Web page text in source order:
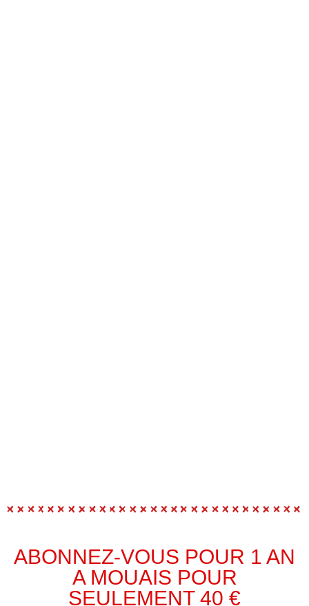
ABONNEZ-VOUS POUR 1 AN
A MOUAIS POUR
SEULEMENT 40 €